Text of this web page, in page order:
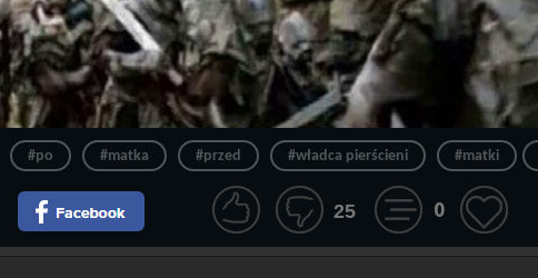
#po #matka #przed #władca pierścieni #matki
25 0